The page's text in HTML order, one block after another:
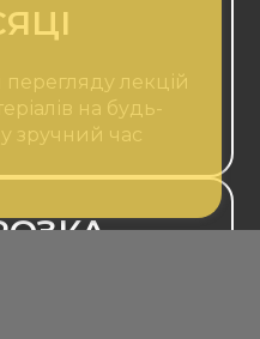
лекцій
на будь-
зручний час